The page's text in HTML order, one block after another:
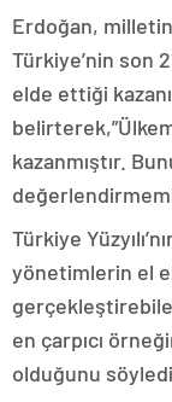
Erdoğan,
Türkiye’nin son
elde ettiği
kazanmıştır.
Türkiye
yönetimlerin el
en çarpıcı
olduğunu söyledi.